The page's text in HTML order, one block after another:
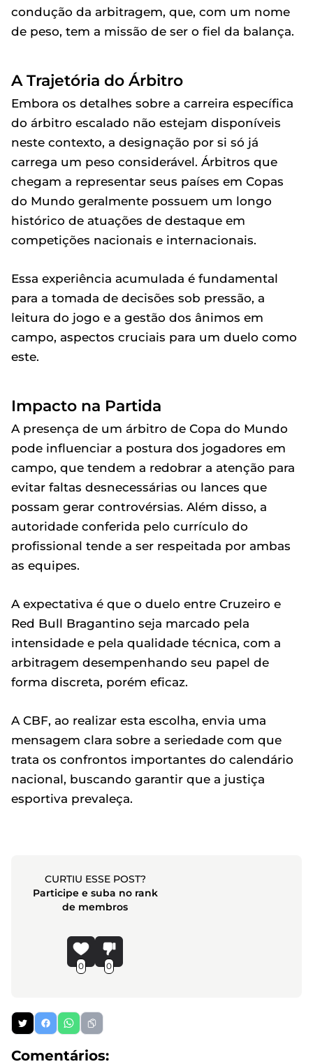
condução da arbitragem, que, com um nome
de peso, tem a missão de ser o fiel da balança.
A Trajetória do Árbitro
Embora os detalhes sobre a carreira específica
do árbitro escalado não estejam disponíveis
neste contexto, a designação por si só já
carrega um peso considerável. Árbitros que
chegam a representar seus países em Copas
do Mundo geralmente possuem um longo
histórico de atuações de destaque em
competições nacionais e internacionais.
Essa experiência acumulada é fundamental
para a tomada de decisões sob pressão, a
leitura do jogo e a gestão dos ânimos em
campo, aspectos cruciais para um duelo como
este.
Impacto na Partida
A presença de um árbitro de Copa do Mundo
pode influenciar a postura dos jogadores em
campo, que tendem a redobrar a atenção para
evitar faltas desnecessárias ou lances que
possam gerar controvérsias. Além disso, a
autoridade conferida pelo currículo do
profissional tende a ser respeitada por ambas
as equipes.
A expectativa é que o duelo entre Cruzeiro e
Red Bull Bragantino seja marcado pela
intensidade e pela qualidade técnica, com a
arbitragem desempenhando seu papel de
forma discreta, porém eficaz.
A CBF, ao realizar esta escolha, envia uma
mensagem clara sobre a seriedade com que
trata os confrontos importantes do calendário
nacional, buscando garantir que a justiça
esportiva prevaleça.
CURTIU ESSE POST?
Participe e suba no rank
de membros
0 0
Comentários: